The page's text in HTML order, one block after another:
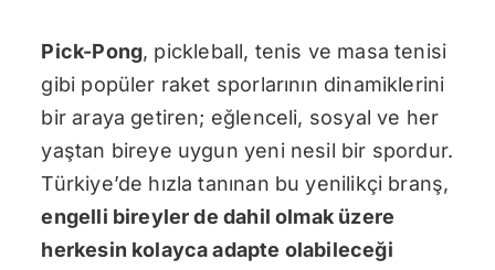
Pick-Pong, pickleball, tenis ve masa tenisi
gibi popüler raket sporlarının dinamiklerini
bir araya getiren; eğlenceli, sosyal ve her
yaştan bireye uygun yeni nesil bir spordur.
Türkiye’de hızla tanınan bu yenilikçi branş,
engelli bireyler de dahil olmak üzere
herkesin kolayca adapte olabileceği